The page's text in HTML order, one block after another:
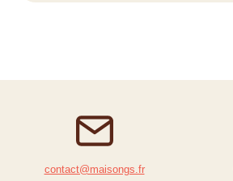
contact@maisongs.fr